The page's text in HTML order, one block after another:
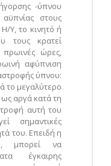
-ύπνου
στους
Υ, το κινητό ή
τους κρατεί
πρωινές ώρες,
αφύπνιση
ύπνου:
το μεγαλύτερο
ως αργά κατά τη
αυτή του
σημαντικές
του. Επειδή η
μπορεί να
έγκαιρης